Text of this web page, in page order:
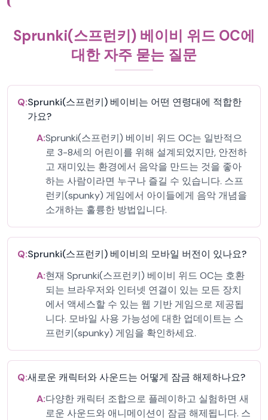
Sprunki(스프런키) 베이비 위드 OC에
대한 자주 묻는 질문
Q:Sprunki(스프런키) 베이비는 어떤 연령대에 적합한
가요?
A:Sprunki(스프런키) 베이비 위드 OC는 일반적으
로 3-8세의 어린이를 위해 설계되었지만, 안전하
고 재미있는 환경에서 음악을 만드는 것을 좋아
하는 사람이라면 누구나 즐길 수 있습니다. 스프
런키(spunky) 게임에서 아이들에게 음악 개념을
소개하는 훌륭한 방법입니다.
Q:Sprunki(스프런키) 베이비의 모바일 버전이 있나요?
A:현재 Sprunki(스프런키) 베이비 위드 OC는 호환
되는 브라우저와 인터넷 연결이 있는 모든 장치
에서 액세스할 수 있는 웹 기반 게임으로 제공됩
니다. 모바일 사용 가능성에 대한 업데이트는 스
프런키(spunky) 게임을 확인하세요.
Q:새로운 캐릭터와 사운드는 어떻게 잠금 해제하나요?
A:다양한 캐릭터 조합으로 플레이하고 실험하면 새
로운 사운드와 애니메이션이 잠금 해제됩니다. 스